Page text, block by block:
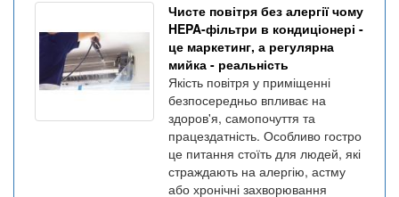
Чисте повітря без алергії чому
HEPA-фільтри в кондиціонері -
це маркетинг, а регулярна
мийка - реальність
Якість повітря у приміщенні
безпосередньо впливає на
здоров'я, самопочуття та
працездатність. Особливо гостро
це питання стоїть для людей, які
страждають на алергію, астму
або хронічні захворювання